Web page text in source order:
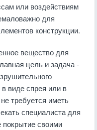
или воздействиям
для
конструкции.
вещество для
цель и задача -
виде спрея или в
требуется иметь
специалиста для
покрытие своими